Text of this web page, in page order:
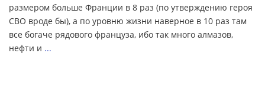
размером больше Франции в 8 раз (по утверждению героя
СВО вроде бы), а по уровню жизни наверное в 10 раз там
все богаче рядового француза, ибо так много алмазов,
нефти и ...